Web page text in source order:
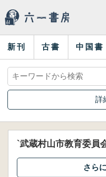
新刊 古書 中国書
詳
`武蔵村山市教育委員